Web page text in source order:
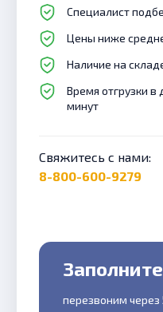
Специалист
Цены ниже
Наличие на
Время отгрузки
минут
Свяжитесь с нами:
8-800-600-9279
перезвоним через